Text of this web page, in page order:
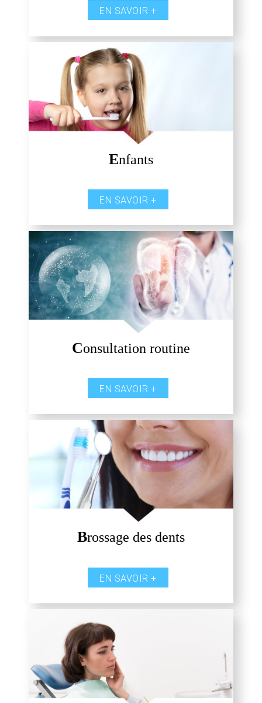
EN SAVOIR +
Enfants
EN SAVOIR +
Consultation routine
EN SAVOIR +
Brossage des dents
EN SAVOIR +